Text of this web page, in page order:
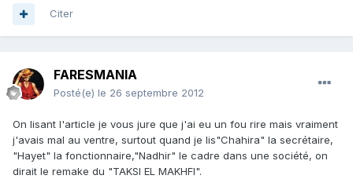
Citer
FARESMANIA
Posté(e) le 26 septembre 2012
On lisant l'article je vous jure que j'ai eu un fou rire mais vraiment
j'avais mal au ventre, surtout quand je lis"Chahira" la secrétaire,
"Hayet" la fonctionnaire,"Nadhir" le cadre dans une société, on
dirait le remake du "TAKSI EL MAKHFI".